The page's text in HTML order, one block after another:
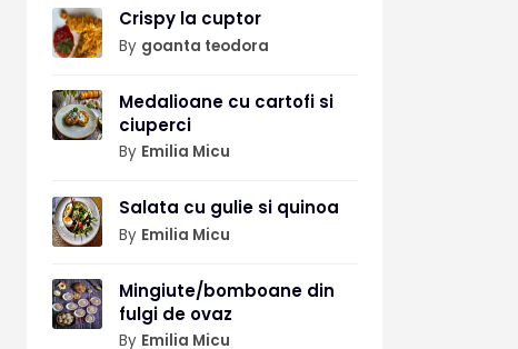
Crispy la cuptor
By goanta teodora
Medalioane cu cartofi si
ciuperci
By Emilia Micu
Salata cu gulie si quinoa
By Emilia Micu
Mingiute/bomboane din
fulgi de ovaz
By Emilia Micu